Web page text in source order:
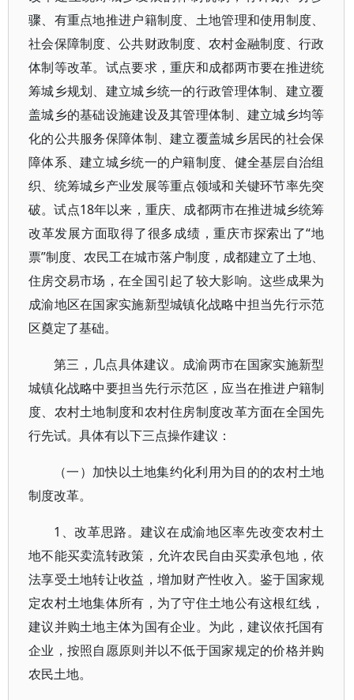
骤、有重点地推进户籍制度、土地管理和使用制度、
社会保障制度、公共财政制度、农村金融制度、行政
体制等改革。试点要求，重庆和成都两市要在推进统
筹城乡规划、建立城乡统一的行政管理体制、建立覆
盖城乡的基础设施建设及其管理体制、建立城乡均等
化的公共服务保障体制、建立覆盖城乡居民的社会保
障体系、建立城乡统一的户籍制度、健全基层自治组
织、统筹城乡产业发展等重点领域和关键环节率先突
破。试点18年以来，重庆、成都两市在推进城乡统筹
改革发展方面取得了很多成绩，重庆市探索出了“地
票”制度、农民工在城市落户制度，成都建立了土地、
住房交易市场，在全国引起了较大影响。这些成果为
成渝地区在国家实施新型城镇化战略中担当先行示范
区奠定了基础。
第三，几点具体建议。成渝两市在国家实施新型
城镇化战略中要担当先行示范区，应当在推进户籍制
度、农村土地制度和农村住房制度改革方面在全国先
行先试。具体有以下三点操作建议：
（一）加快以土地集约化利用为目的的农村土地
制度改革。
1、改革思路。建议在成渝地区率先改变农村土
地不能买卖流转政策，允许农民自由买卖承包地，依
法享受土地转让收益，增加财产性收入。鉴于国家规
定农村土地集体所有，为了守住土地公有这根红线，
建议并购土地主体为国有企业。为此，建议依托国有
企业，按照自愿原则并以不低于国家规定的价格并购
农民土地。